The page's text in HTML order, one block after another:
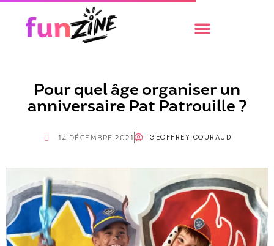
Pour quel âge organiser un
anniversaire Pat Patrouille ?
14 DÉCEMBRE 2021 GEOFFREY COURAUD